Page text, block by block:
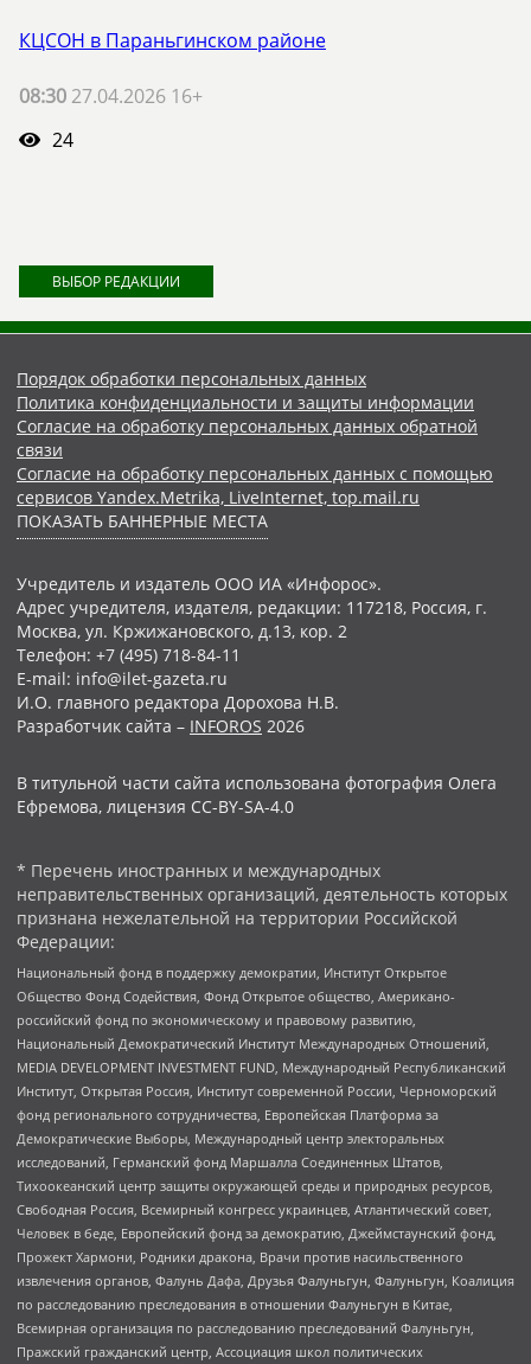
КЦСОН в Параньгинском районе
08:30 27.04.2026 16+
24
ВЫБОР РЕДАКЦИИ
Порядок обработки персональных данных
Политика конфиденциальности и защиты информации
Согласие на обработку персональных данных обратной
связи
Согласие на обработку персональных данных с помощью
сервисов Yandex.Metrika, LiveInternet, top.mail.ru
ПОКАЗАТЬ БАННЕРНЫЕ МЕСТА
Учредитель и издатель ООО ИА «Инфорос».
Адрес учредителя, издателя, редакции: 117218, Россия, г.
Москва, ул. Кржижановского, д.13, кор. 2
Телефон: +7 (495) 718-84-11
E-mail: info@ilet-gazeta.ru
И.О. главного редактора Дорохова Н.В.
Разработчик сайта – INFOROS 2026
В титульной части сайта использована фотография Олега
Ефремова, лицензия CC-BY-SA-4.0
* Перечень иностранных и международных
неправительственных организаций, деятельность которых
признана нежелательной на территории Российской
Федерации:
Национальный фонд в поддержку демократии, Институт Открытое
Общество Фонд Содействия, Фонд Открытое общество, Американо-
российский фонд по экономическому и правовому развитию,
Национальный Демократический Институт Международных Отношений,
MEDIA DEVELOPMENT INVESTMENT FUND, Международный Республиканский
Институт, Открытая Россия, Институт современной России, Черноморский
фонд регионального сотрудничества, Европейская Платформа за
Демократические Выборы, Международный центр электоральных
исследований, Германский фонд Маршалла Соединенных Штатов,
Тихоокеанский центр защиты окружающей среды и природных ресурсов,
Свободная Россия, Всемирный конгресс украинцев, Атлантический совет,
Человек в беде, Европейский фонд за демократию, Джеймстаунский фонд,
Прожект Хармони, Родники дракона, Врачи против насильственного
извлечения органов, Фалунь Дафа, Друзья Фалуньгун, Фалуньгун, Коалиция
по расследованию преследования в отношении Фалуньгун в Китае,
Всемирная организация по расследованию преследований Фалуньгун,
Пражский гражданский центр, Ассоциация школ политических